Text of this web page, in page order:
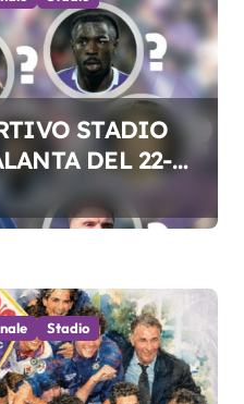
STADIO
DEL 22-
Stadio